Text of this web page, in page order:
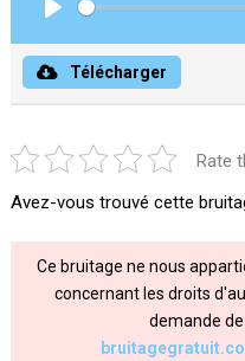
Télécharger
Rate
Avez-vous trouvé cette
Ce bruitage ne nous
concernant les droits
demande